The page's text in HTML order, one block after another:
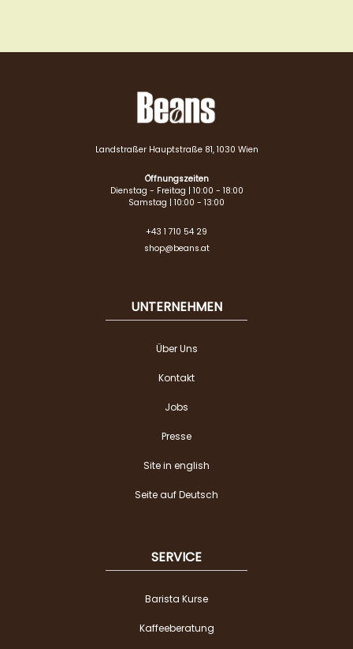
Landstraßer Hauptstraße 81, 1030 Wien
Öffnungszeiten
Dienstag - Freitag | 10:00 - 18:00
Samstag | 10:00 - 13:00
+43 1 710 54 29
shop@beans.at
UNTERNEHMEN
Über Uns
Kontakt
Jobs
Presse
Site in english
Seite auf Deutsch
SERVICE
Barista Kurse
Kaffeeberatung